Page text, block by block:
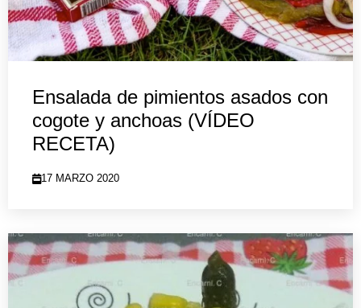
Ensalada de pimientos asados con
cogote y anchoas (VÍDEO
RECETA)
17 MARZO 2020